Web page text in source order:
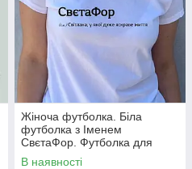
Жіноча футболка. Біла
футболка з Іменем
СвєтаФор. Футболка для
Свєти .
В наявності